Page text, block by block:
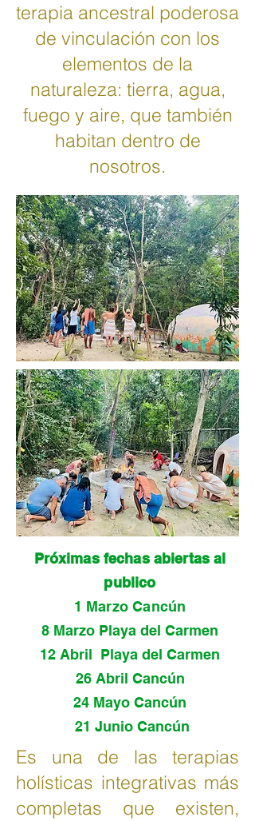
terapia ancestral poderosa
de vinculación con los
elementos de la
naturaleza: tierra, agua,
fuego y aire, que también
habitan dentro de
nosotros.
Próximas fechas abiertas al
publico
1 Marzo Cancún
8 Marzo Playa del Carmen
12 Abril Playa del Carmen
26 Abril Cancún
24 Mayo Cancún
21 Junio Cancún
Es una de las terapias
holísticas integrativas más
completas que existen,